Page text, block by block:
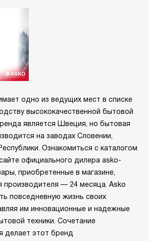
одно из ведущих мест в списке
высококачественной бытовой
является Швеция, но бытовая
на заводах Словении,
Ознакомиться с каталогом
официального дилера asko-
приобретенные в магазине,
производителя — 24 месяца. Asko
повседневную жизнь своих
им инновационные и надежные
техники. Сочетание
делает этот бренд